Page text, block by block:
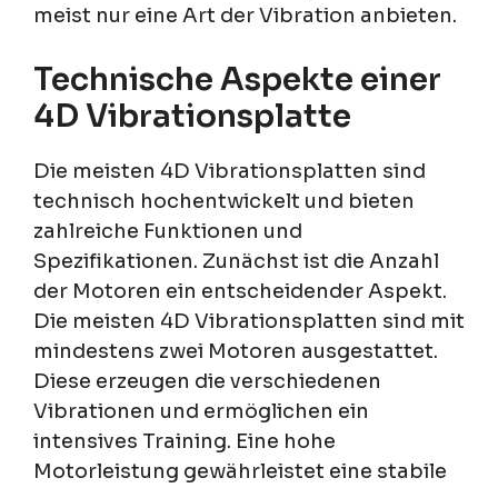
meist nur eine Art der Vibration anbieten.
Technische Aspekte einer
4D Vibrationsplatte
Die meisten 4D Vibrationsplatten sind
technisch hochentwickelt und bieten
zahlreiche Funktionen und
Spezifikationen. Zunächst ist die Anzahl
der Motoren ein entscheidender Aspekt.
Die meisten 4D Vibrationsplatten sind mit
mindestens zwei Motoren ausgestattet.
Diese erzeugen die verschiedenen
Vibrationen und ermöglichen ein
intensives Training. Eine hohe
Motorleistung gewährleistet eine stabile